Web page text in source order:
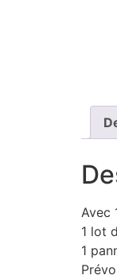
Avec
1 lot
1